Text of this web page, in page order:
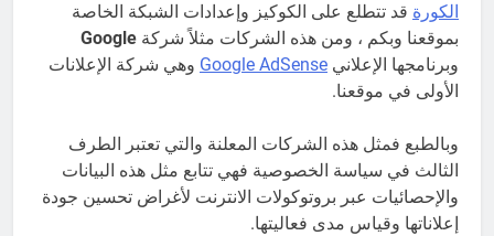
الكورة قد تتطلع على الكوكيز وإعدادات الشبكة الخاصة
بموقعنا وبكم ، ومن هذه الشركات مثلاً شركة Google
وبرنامجها الإعلاني Google AdSense وهي شركة الإعلانات
الأولى في موقعنا.
وبالطبع فمثل هذه الشركات المعلنة والتي تعتبر الطرف
الثالث في سياسة الخصوصية فهي تتابع مثل هذه البيانات
والإحصائيات عبر بروتوكولات الانترنت لأغراض تحسين جودة
إعلاناتها وقياس مدى فعاليتها.